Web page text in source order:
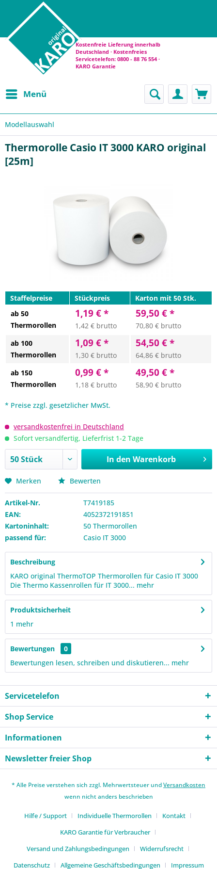
Kostenfreie Lieferung innerhalb
Deutschland · Kostenfreies
Servicetelefon: 0800 - 88 76 554 ·
KARO Garantie
Menü
Modellauswahl
Thermorolle Casio IT 3000 KARO original
[25m]
Staffelpreise Stückpreis
Karton mit 50 Stk.
ab 50
Thermorollen
1,19 € *
1,42 € brutto
59,50 € *
70,80 € brutto
ab 100
Thermorollen
1,09 € *
1,30 € brutto
54,50 € *
64,86 € brutto
ab 150
Thermorollen
0,99 € *
1,18 € brutto
49,50 € *
58,90 € brutto
* Preise zzgl. gesetzlicher MwSt.
versandkostenfrei in Deutschland
Sofort versandfertig, Lieferfrist 1-2 Tage
In den Warenkorb
Merken Bewerten
Artikel-Nr.
T7419185
EAN:
4052372191851
Kartoninhalt:
50 Thermorollen
passend für:
Casio IT 3000
Beschreibung
KARO original ThermoTOP Thermorollen für Casio IT 3000
Die Thermo Kassenrollen für IT 3000... mehr
Produktsicherheit
1 mehr
Bewertungen
0
Bewertungen lesen, schreiben und diskutieren... mehr
Servicetelefon
Shop Service
Informationen
Newsletter freier Shop
* Alle Preise verstehen sich zzgl. Mehrwertsteuer undVersandkosten
wenn nicht anders beschrieben
Hilfe / Support Individuelle Thermorollen
Kontakt
KARO Garantie für Verbraucher
Versand und Zahlungsbedingungen
Widerrufsrecht
Datenschutz
Allgemeine Geschäftsbedingungen Impressum